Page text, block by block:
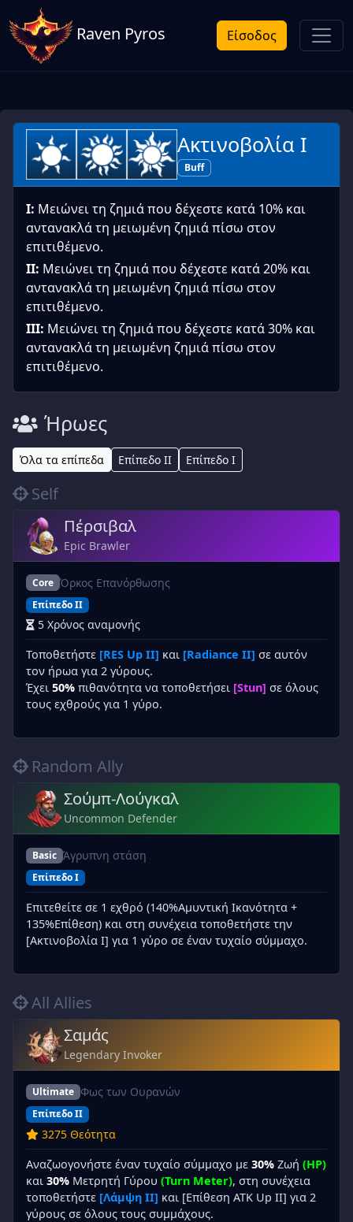
Raven Pyros Είσοδος
Ακτινοβολία Ι
Buff
I: Μειώνει τη ζημιά που δέχεστε κατά 10% και
αντανακλά τη μειωμένη ζημιά πίσω στον
επιτιθέμενο.
II: Μειώνει τη ζημιά που δέχεστε κατά 20% και
αντανακλά τη μειωμένη ζημιά πίσω στον
επιτιθέμενο.
III: Μειώνει τη ζημιά που δέχεστε κατά 30% και
αντανακλά τη μειωμένη ζημιά πίσω στον
επιτιθέμενο.
Ήρωες
Όλα τα επίπεδα Επίπεδο II Επίπεδο I
Self
Πέρσιβαλ
Epic Brawler
Core Όρκος Επανόρθωσης
Επίπεδο II
5 Χρόνος αναμονής
Τοποθετήστε [RES Up II] και [Radiance II] σε αυτόν
τον ήρωα για 2 γύρους.
Έχει 50% πιθανότητα να τοποθετήσει [Stun] σε όλους
τους εχθρούς για 1 γύρο.
Random Ally
Σούμπ-Λούγκαλ
Uncommon Defender
Basic Άγρυπνη στάση
Επίπεδο I
Επιτεθείτε σε 1 εχθρό (140%Αμυντική Ικανότητα +
135%Επίθεση) και στη συνέχεια τοποθετήστε την
[Ακτινοβολία I] για 1 γύρο σε έναν τυχαίο σύμμαχο.
All Allies
Σαμάς
Legendary Invoker
Ultimate Φως των Ουρανών
Επίπεδο II
3275 Θεότητα
Αναζωογονήστε έναν τυχαίο σύμμαχο με 30% Ζωή (HP)
και 30% Μετρητή Γύρου (Turn Meter), στη συνέχεια
τοποθετήστε [Λάμψη II] και [Επίθεση ATK Up II] για 2
γύρους σε όλους τους συμμάχους.